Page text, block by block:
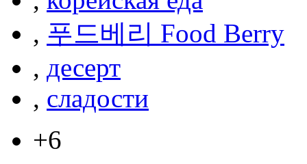
, 푸드베리 Food Berry
, десерт
, сладости
+6